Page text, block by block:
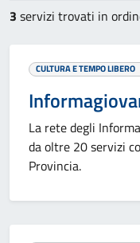
3 servizi trovati in
CULTURA E TEMPO LIBERO
La rete degli
da oltre 20 servizi
Provincia.